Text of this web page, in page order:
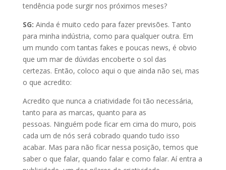
tendência pode surgir nos próximos meses?
SG: Ainda é muito cedo para fazer previsões. Tanto
para minha indústria, como para qualquer outra. Em
um mundo com tantas fakes e poucas news, é obvio
que um mar de dúvidas encoberte o sol das
certezas. Então, coloco aqui o que ainda não sei, mas
o que acredito:
Acredito que nunca a criatividade foi tão necessária,
tanto para as marcas, quanto para as
pessoas. Ninguém pode ficar em cima do muro, pois
cada um de nós será cobrado quando tudo isso
acabar. Mas para não ficar nessa posição, temos que
saber o que falar, quando falar e como falar. Aí entra a